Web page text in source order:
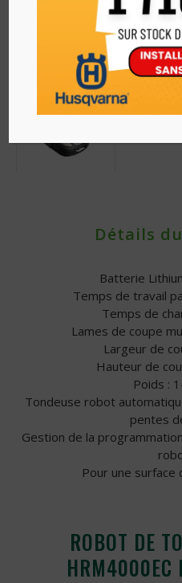
Détails
Batterie
Temps de travail
Temps de
Lames de coupe
Largeur de
Hauteur de
Poids :
Tondeuse robot
pentes
Gestion de la
Pour une surface
ROBOT DE
HRM4000EC